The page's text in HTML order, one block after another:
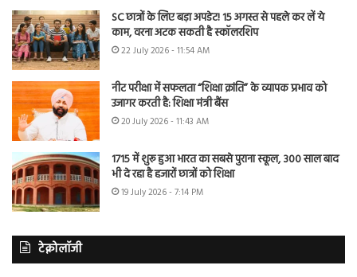
SC छात्रों के लिए बड़ा अपडेट! 15 अगस्त से पहले कर लें ये
काम, वरना अटक सकती है स्कॉलरशिप
22 July 2026 - 11:54 AM
नीट परीक्षा में सफलता “शिक्षा क्रांति” के व्यापक प्रभाव को
उजागर करती है: शिक्षा मंत्री बैंस
20 July 2026 - 11:43 AM
1715 में शुरू हुआ भारत का सबसे पुराना स्कूल, 300 साल बाद
भी दे रहा है हजारों छात्रों को शिक्षा
19 July 2026 - 7:14 PM
टेक्नोलॉजी